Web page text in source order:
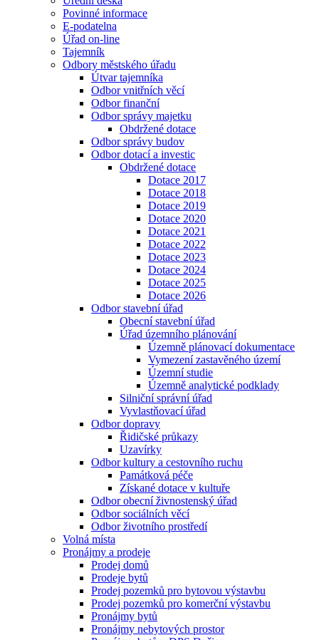
Povinné informace
E-podatelna
Úřad on-line
Tajemník
Odbory městského úřadu
Útvar tajemníka
Odbor vnitřních věcí
Odbor finanční
Odbor správy majetku
Obdržené dotace
Odbor správy budov
Odbor dotací a investic
Obdržené dotace
Dotace 2017
Dotace 2018
Dotace 2019
Dotace 2020
Dotace 2021
Dotace 2022
Dotace 2023
Dotace 2024
Dotace 2025
Dotace 2026
Odbor stavební úřad
Obecní stavební úřad
Úřad územního plánování
Územně plánovací dokumentace
Vymezení zastavěného území
Územní studie
Územně analytické podklady
Silniční správní úřad
Vyvlastňovací úřad
Odbor dopravy
Řidičské průkazy
Uzavírky
Odbor kultury a cestovního ruchu
Památková péče
Získané dotace v kultuře
Odbor obecní živnostenský úřad
Odbor sociálních věcí
Odbor životního prostředí
Volná místa
Pronájmy a prodeje
Prodej domů
Prodeje bytů
Prodej pozemků pro bytovou výstavbu
Prodej pozemků pro komerční výstavbu
Pronájmy bytů
Pronájmy nebytových prostor